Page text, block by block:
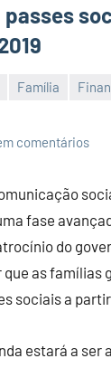
Família
comentários
fase
do
as famílias
sociais a partir
estará a ser